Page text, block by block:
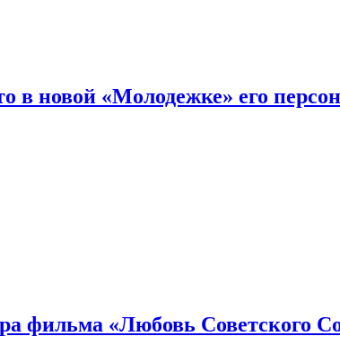
в новой «Молодежке» его
фильма «Любовь Советского